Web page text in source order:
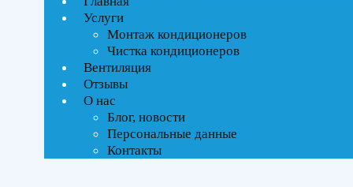
Услуги
Монтаж кондиционеров
Чистка кондиционеров
Вентиляция
Отзывы
О нас
Блог, новости
Персональные данные
Контакты
Текстовый поиск
ВСЕ АКЦИИ(3)
Инверторное